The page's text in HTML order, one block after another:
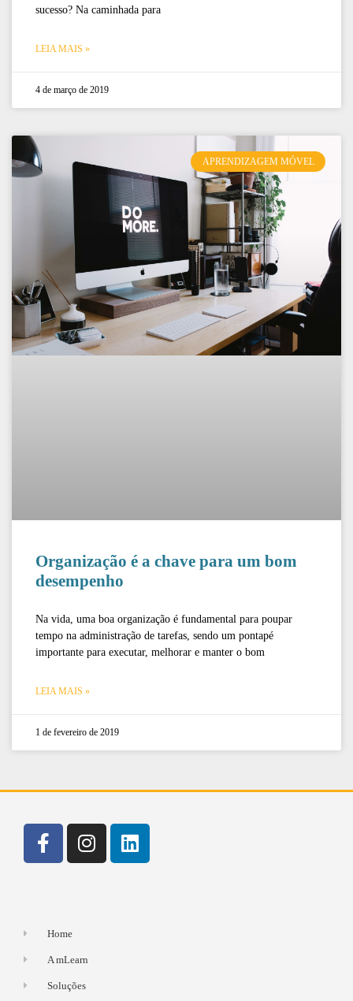
sucesso? Na caminhada para
LEIA MAIS »
4 de março de 2019
APRENDIZAGEM MÓVEL
Organização é a chave para um bom
desempenho
Na vida, uma boa organização é fundamental para poupar
tempo na administração de tarefas, sendo um pontapé
importante para executar, melhorar e manter o bom
LEIA MAIS »
1 de fevereiro de 2019
Home
A mLearn
Soluções